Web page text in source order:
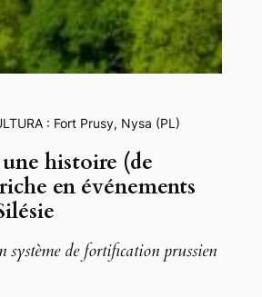
: Fort Prusy, Nysa (PL)
histoire (de
en événements
système de fortification prussien